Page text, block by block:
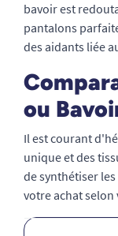
bavoir est
pantalons
des aidants liée
ou
Il est courant
unique et des
de synthétiser
votre achat